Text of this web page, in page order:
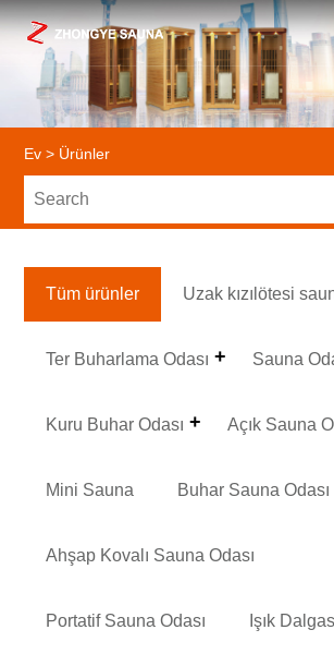
Ev > Ürünler
Tüm ürünler Uzak kızılötesi
Ter Buharlama Odası Sauna
Kuru Buhar Odası Açık Sauna
Mini Sauna Buhar Sauna Odası
Ahşap Kovalı Sauna Odası
Portatif Sauna Odası Işık